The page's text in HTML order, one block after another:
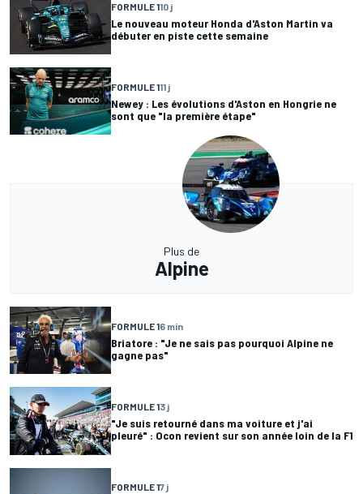
FORMULE 110 j
Le nouveau moteur Honda d'Aston Martin va
débuter en piste cette semaine
FORMULE 111 j
Newey : Les évolutions d'Aston en Hongrie ne
sont que "la première étape"
Plus de
Alpine
FORMULE 16 min
Briatore : "Je ne sais pas pourquoi Alpine ne
gagne pas"
FORMULE 13 j
"Je suis retourné dans ma voiture et j'ai
pleuré" : Ocon revient sur son année loin de la F1
FORMULE 17 j